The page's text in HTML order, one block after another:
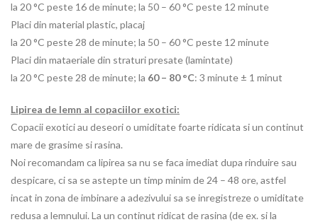
la 20 °C peste 16 de minute; la 50 – 60 °C peste 12 minute
Placi din material plastic, placaj
la 20 °C peste 28 de minute; la 50 – 60 °C peste 12 minute
Placi din mataeriale din straturi presate (lamintate)
la 20 °C peste 28 de minute; la 60 – 80°C: 3 minute ± 1 minut
Lipirea de lemn al copaciilor exotici:
Copacii exotici au deseori o umiditate foarte ridicata si un continut
mare de grasime si rasina.
Noi recomandam ca lipirea sa nu se faca imediat dupa rinduire sau
despicare, ci sa se astepte un timp minim de 24 – 48 ore, astfel
incat in zona de imbinare a adezivului sa se inregistreze o umiditate
redusa a lemnului. La un continut ridicat de rasina (de ex. si la